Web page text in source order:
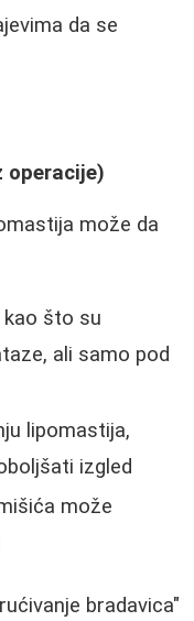
da se
operacije)
može da
kao što su
ali samo pod
lipomastija,
izgled
može
bradavica"